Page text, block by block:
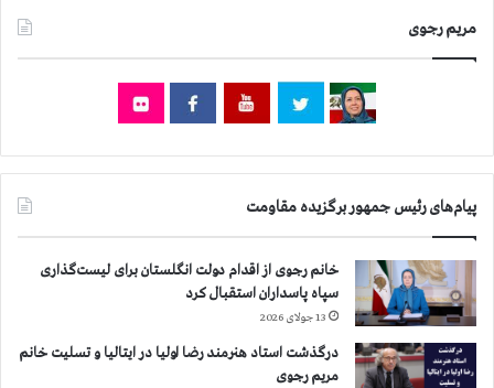
مریم رجوی
پیام‌های رئیس جمهور برگزیده مقاومت
خانم رجوی از اقدام دولت انگلستان برای لیست‌گذاری
سپاه پاسداران استقبال کرد
13 جولای 2026
درگذشت استاد هنرمند رضا اولیا در ایتالیا و تسلیت خانم
مریم رجوی